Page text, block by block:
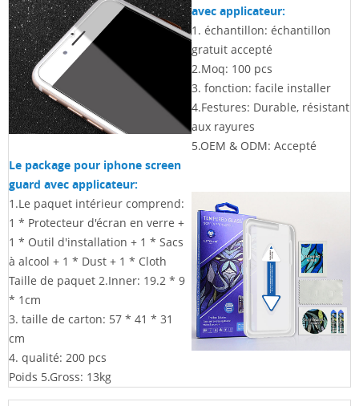
avec applicateur:
1. échantillon: échantillon
gratuit accepté
2.Moq: 100 pcs
3. fonction: facile installer
4.Festures: Durable, résistant
aux rayures
5.OEM & ODM: Accepté
Le package pour iphone screen
guard avec applicateur:
1.Le paquet intérieur comprend:
1 * Protecteur d'écran en verre +
1 * Outil d'installation + 1 * Sacs
à alcool + 1 * Dust + 1 * Cloth
Taille de paquet 2.Inner: 19.2 * 9
* 1cm
3. taille de carton: 57 * 41 * 31
cm
4. qualité: 200 pcs
Poids 5.Gross: 13kg